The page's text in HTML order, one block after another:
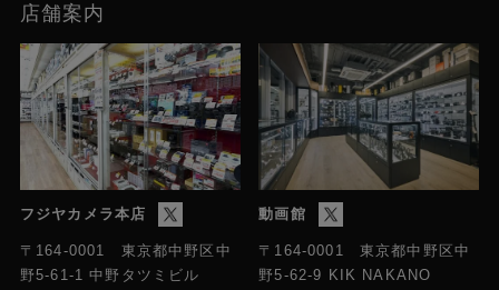
店舗案内
フジヤカメラ本店
〒164-0001 東京都中野区中
野5-61-1 中野タツミビル
動画館
〒164-0001 東京都中野区中
野5-62-9 KIK NAKANO